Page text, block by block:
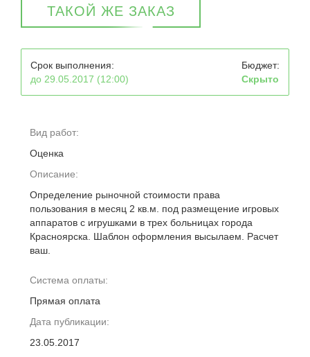
ТАКОЙ ЖЕ ЗАКАЗ
Срок выполнения:
до 29.05.2017 (12:00)
Бюджет:
Скрыто
Вид работ:
Оценка
Описание:
Определение рыночной стоимости права
пользования в месяц 2 кв.м. под размещение игровых
аппаратов с игрушками в трех больницах города
Красноярска. Шаблон оформления высылаем. Расчет
ваш.
Система оплаты:
Прямая оплата
Дата публикации:
23.05.2017